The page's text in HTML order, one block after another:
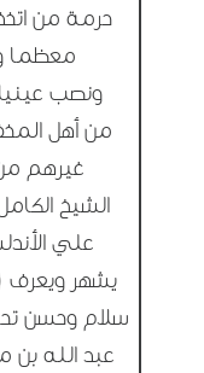
حرمة من
معظما
ونصب
من أهل
غيرهم
الشيخ
علي
يشهر ويعرف
سلام وحسن
عبد الله بن